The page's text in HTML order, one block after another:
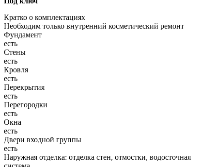
Кратко о комплектациях
Необходим только внутренний косметический ремонт
Фундамент
есть
Стены
есть
Кровля
есть
Перекрытия
есть
Перегородки
есть
Окна
есть
Двери входной группы
есть
Наружная отделка: отделка стен, отмостки, водосточная